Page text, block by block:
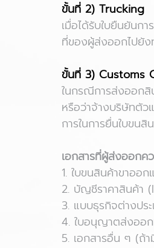
ขั้นที่ 2) Trucking
เมื่อได้รับใบยืนยันก
ที่ของผู้ส่งออกไปยัง
ขั้นที่ 3) Customs
ในกรณีการส่งออกสิ
หรือว่าจ้างบริษัทตั
การในการยื่นใบขนสิ
เอกสารที่ผู้ส่งออกค
1. ใบขนสินค้าขาออ
2. บัญชีราคาสินค้า
3. แบบธุรกิจต่างป
4. ใบอนุญาตส่งออก
5. เอกสารอื่น ๆ (ถ้า